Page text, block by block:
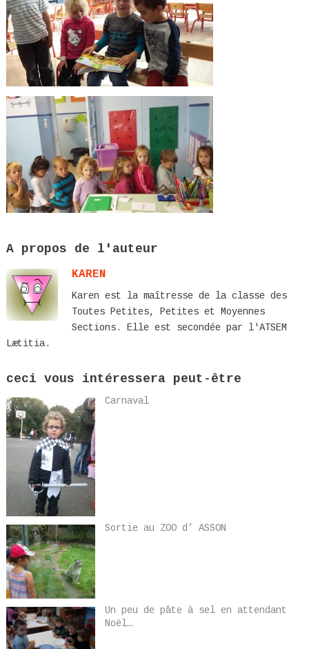
A propos de l'auteur
KAREN
Karen est la maîtresse de la classe des
Toutes Petites, Petites et Moyennes
Sections. Elle est secondée par l'ATSEM
Lætitia.
ceci vous intéressera peut-être
Carnaval
Sortie au ZOO d’ ASSON
Un peu de pâte à sel en attendant
Noël…